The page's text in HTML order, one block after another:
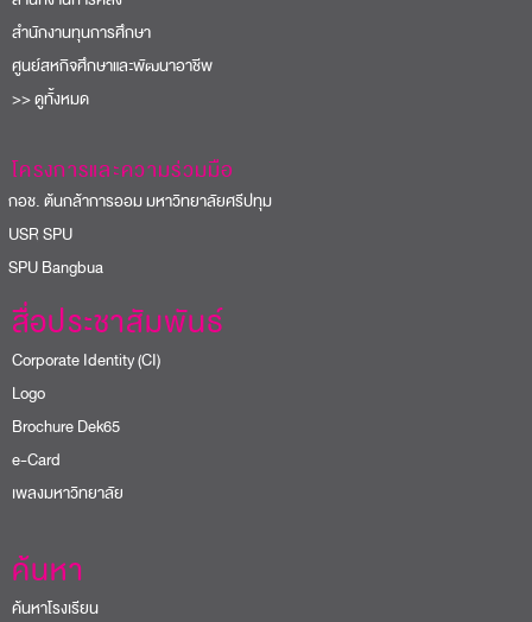
สำนักงานทุนการศึกษา
ศูนย์สหกิจศึกษาและพัฒนาอาชีพ
>> ดูทั้งหมด
โครงการและความร่วมมือ
ช. ต้นกล้าการออม มหาวิทยาลัยศรีปทุม
SPU
Bangbua
สื่อประชาสัมพันธ์
Corporate Identity (CI)
Logo
Brochure Dek65
e-Card
เพลงมหาวิทยาลัย
ค้นหา
ค้นหาโรงเรียน